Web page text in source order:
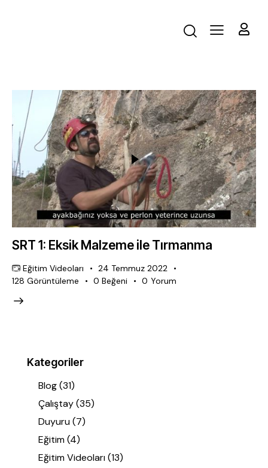
SRT 1: Eksik Malzeme ile Tırmanma
Eğitim Videoları
24 Temmuz 2022
128 Görüntüleme 0 Beğeni 0 Yorum
Kategoriler
Blog(31)
Çalıştay(35)
Duyuru(7)
Eğitim(4)
Eğitim Videoları(13)